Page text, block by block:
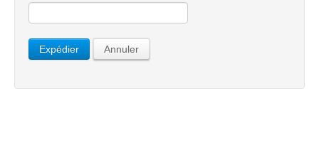
Expédier Annuler